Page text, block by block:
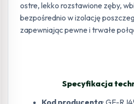
ostre, lekko rozstawione zęby,
bezpośrednio w izolację
zapewniając pewne i trwałe
Specyfikacja
Kod producenta: GF-